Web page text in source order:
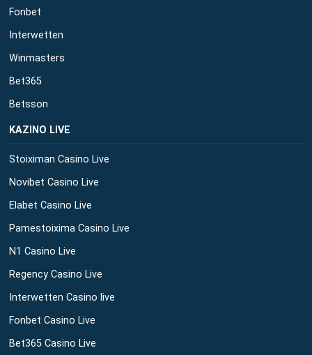
Fonbet
Interwetten
Winmasters
Bet365
Betsson
ΚΑΖΙΝΟ LIVE
Stoiximan Casino Live
Novibet Casino Live
Elabet Casino Live
Pamestoixima Casino Live
N1 Casino Live
Regency Casino Live
Interwetten Casino live
Fonbet Casino Live
Bet365 Casino Live